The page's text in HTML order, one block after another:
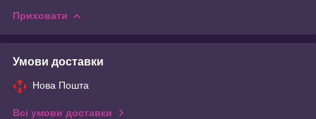
Приховати
Умови доставки
Нова Пошта
Всі умови доставки